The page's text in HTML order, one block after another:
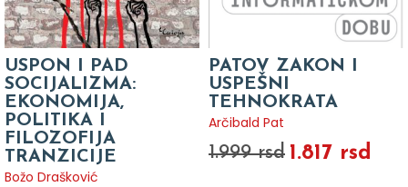
USPON I PAD
SOCIJALIZMA:
EKONOMIJA,
POLITIKA I
FILOZOFIJA
TRANZICIJE
Božo Drašković
PATOV ZAKON I
USPEŠNI
TEHNOKRATA
Arčibald Pat
1.999 rsd 1.817 rsd